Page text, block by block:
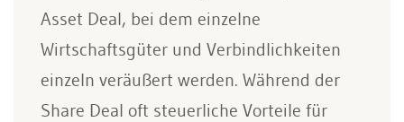
Asset Deal, bei dem einzelne
Wirtschaftsgüter und Verbindlichkeiten
einzeln veräußert werden. Während der
Share Deal oft steuerliche Vorteile für